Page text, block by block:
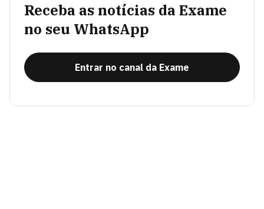
Receba as notícias da Exame
no seu WhatsApp
Entrar no canal da Exame